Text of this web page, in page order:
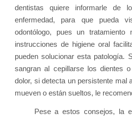
dentistas quiere informarle de
enfermedad, para que pueda
odontólogo, pues un
instrucciones de higiene oral
pueden solucionar esta patología.
sangran al cepillarse los dientes
dolor, si detecta un persistente mal
mueven o están sueltos, le
Pese a estos consejos, la